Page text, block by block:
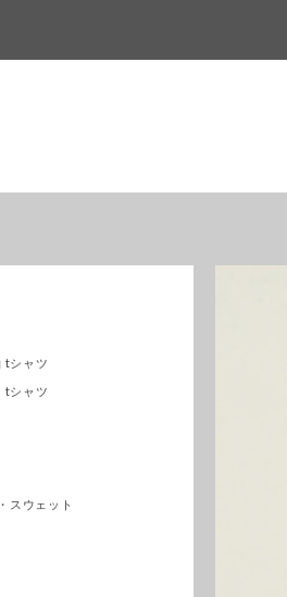
tシャツ
tシャツ
スウェット